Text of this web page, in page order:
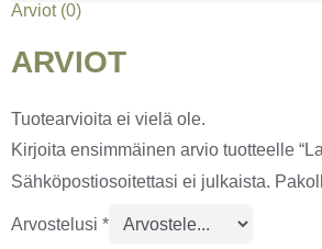
Arviot (0)
ARVIOT
Tuotearvioita ei vielä ole.
Kirjoita ensimmäinen arvio tuotteelle
Sähköpostiosoitettasi ei julkaista.
Arvostelusi *